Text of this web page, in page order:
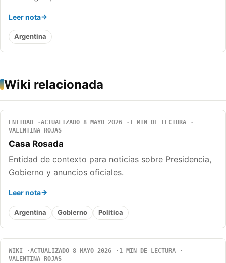
Leer nota
Argentina
Wiki relacionada
ENTIDAD ACTUALIZADO 8 MAYO 2026
1 MIN DE LECTURA
VALENTINA ROJAS
Casa Rosada
Entidad de contexto para noticias sobre Presidencia,
Gobierno y anuncios oficiales.
Leer nota
Argentina Gobierno Politica
WIKI ACTUALIZADO 8 MAYO 2026
1 MIN DE LECTURA
VALENTINA ROJAS